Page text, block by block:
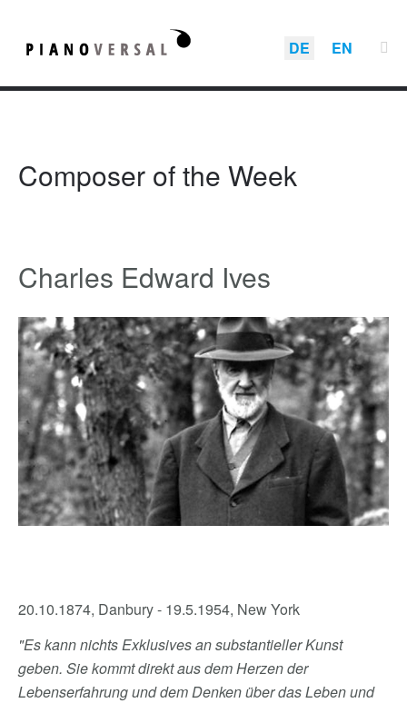
DE EN
Composer of the Week
Charles Edward Ives
20.10.1874, Danbury - 19.5.1954, New York
"Es kann nichts Exklusives an substantieller Kunst
geben. Sie kommt direkt aus dem Herzen der
Lebenserfahrung und dem Denken über das Leben und